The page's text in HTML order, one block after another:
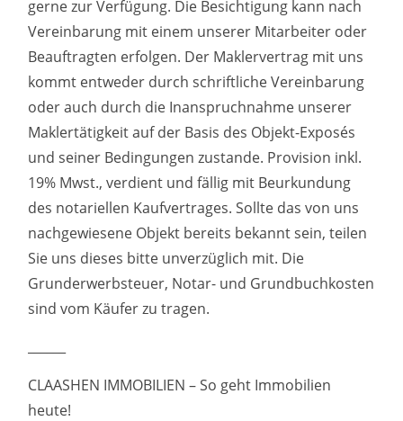
gerne zur Verfügung. Die Besichtigung kann nach
Vereinbarung mit einem unserer Mitarbeiter oder
Beauftragten erfolgen. Der Maklervertrag mit uns
kommt entweder durch schriftliche Vereinbarung
oder auch durch die Inanspruchnahme unserer
Maklertätigkeit auf der Basis des Objekt-Exposés
und seiner Bedingungen zustande. Provision inkl.
19% Mwst., verdient und fällig mit Beurkundung
des notariellen Kaufvertrages. Sollte das von uns
nachgewiesene Objekt bereits bekannt sein, teilen
Sie uns dieses bitte unverzüglich mit. Die
Grunderwerbsteuer, Notar- und Grundbuchkosten
sind vom Käufer zu tragen.
CLAASHEN IMMOBILIEN – So geht Immobilien
heute!